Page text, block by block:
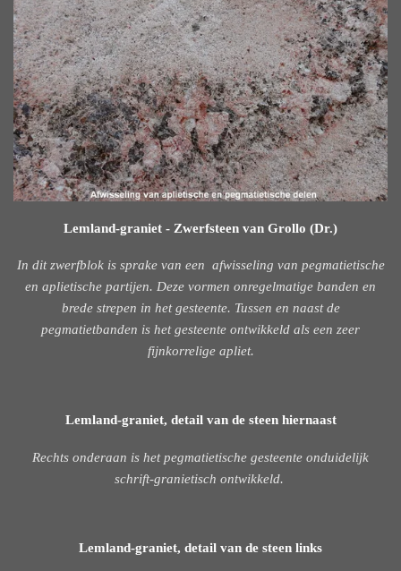
Lemland-graniet - Zwerfsteen van Grollo (Dr.)
In dit zwerfblok is sprake van een afwisseling van pegmatietische
en aplietische partijen. Deze vormen onregelmatige banden en
brede strepen in het gesteente. Tussen en naast de
pegmatietbanden is het gesteente ontwikkeld als een zeer
fijnkorrelige apliet.
Lemland-graniet, detail van de steen hiernaast
Rechts onderaan is het pegmatietische gesteente onduidelijk
schrift-granietisch ontwikkeld.
Lemland-graniet, detail van de steen links